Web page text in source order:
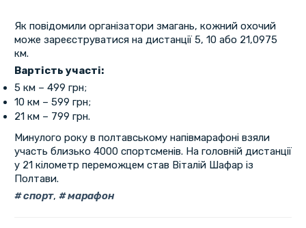
Як повідомили організатори змагань, кожний охочий
може зареєструватися на дистанції 5, 10 або 21,0975
км.
Вартість участі:
5 км – 499 грн;
10 км – 599 грн;
21 км – 799 грн.
Минулого року в полтавському напівмарафоні взяли
участь близько 4000 спортсменів. На головній дистанції
у 21 кілометр переможцем став Віталій Шафар із
Полтави.
спорт, марафон